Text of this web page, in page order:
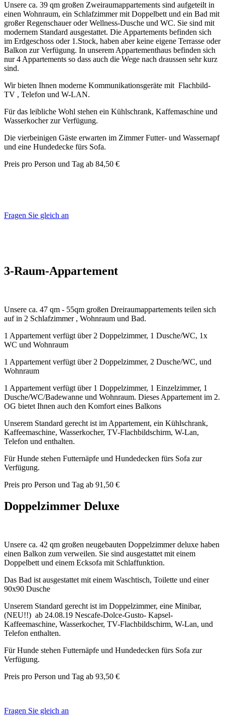
Unsere ca. 39 qm großen Zweiraumappartements sind aufgeteilt in
einen Wohnraum, ein Schlafzimmer mit Doppelbett und ein Bad mit
großer Regenschauer oder Wellness-Dusche und WC. Sie sind mit
modernem Standard ausgestattet. Die Appartements befinden sich
im Erdgeschoss oder 1.Stock, haben aber keine eigene Terrasse oder
Balkon zur Verfügung. In unserem Appartementhaus befinden sich
nur 4 Appartements so dass auch die Wege nach draussen sehr kurz
sind.
Wir bieten Ihnen moderne Kommunikationsgeräte mit Flachbild-
TV , Telefon und W-LAN.
Für das leibliche Wohl stehen ein Kühlschrank, Kaffemaschine und
Wasserkocher zur Verfügung.
Die vierbeinigen Gäste erwarten im Zimmer Futter- und Wassernapf
und eine Hundedecke fürs Sofa.
Preis pro Person und Tag ab 84,50 €
Fragen Sie gleich an
3-Raum-Appartement
Unsere ca. 47 qm - 55qm großen Dreiraumappartements teilen sich
auf in 2 Schlafzimmer , Wohnraum und Bad.
1 Appartement verfügt über 2 Doppelzimmer, 1 Dusche/WC, 1x
WC und Wohnraum
1 Appartement verfügt über 2 Doppelzimmer, 2 Dusche/WC, und
Wohnraum
1 Appartement verfügt über 1 Doppelzimmer, 1 Einzelzimmer, 1
Dusche/WC/Badewanne und Wohnraum. Dieses Appartement im 2.
OG bietet Ihnen auch den Komfort eines Balkons
Unserem Standard gerecht ist im Appartement, ein Kühlschrank,
Kaffeemaschine, Wasserkocher, TV-Flachbildschirm, W-Lan,
Telefon und enthalten.
Für Hunde stehen Futternäpfe und Hundedecken fürs Sofa zur
Verfügung.
Preis pro Person und Tag ab 91,50 €
Doppelzimmer Deluxe
Unsere ca. 42 qm großen neugebauten Doppelzimmer deluxe haben
einen Balkon zum verweilen. Sie sind ausgestattet mit einem
Doppelbett und einem Ecksofa mit Schlaffunktion.
Das Bad ist ausgestattet mit einem Waschtisch, Toilette und einer
90x90 Dusche
Unserem Standard gerecht ist im Doppelzimmer, eine Minibar,
(NEU!!) ab 24.08.19 Nescafe-Dolce-Gusto- Kapsel-
Kaffeemaschine, Wasserkocher, TV-Flachbildschirm, W-Lan, und
Telefon enthalten.
Für Hunde stehen Futternäpfe und Hundedecken fürs Sofa zur
Verfügung.
Preis pro Person und Tag ab 93,50 €
Fragen Sie gleich an